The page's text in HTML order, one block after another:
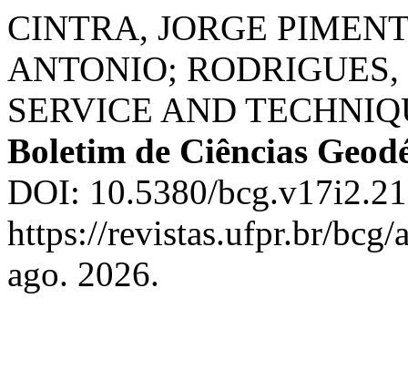
CINTRA, JORGE
ANTONIO;
SERVICE AND
Boletim de Ciências
DOI: 10.5380/
https://revistas.ufpr.br/
ago. 2026.